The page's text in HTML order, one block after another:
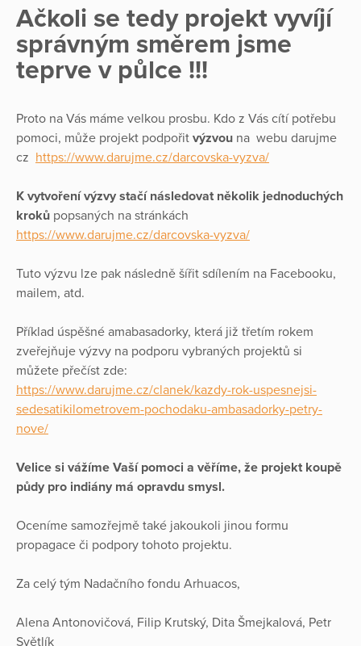
Ačkoli se tedy projekt vyvíjí
správným směrem jsme
teprve v půlce !!!
Proto na Vás máme velkou prosbu. Kdo z Vás cítí potřebu
pomoci, může projekt podpořit výzvou na webu darujme
cz https://www.darujme.cz/darcovska-vyzva/
K vytvoření výzvy stačí následovat několik jednoduchých
kroků popsaných na stránkách
https://www.darujme.cz/darcovska-vyzva/
Tuto výzvu lze pak následně šířit sdílením na Facebooku,
mailem, atd.
Příklad úspěšné amabasadorky, která již třetím rokem
zveřejňuje výzvy na podporu vybraných projektů si
můžete přečíst zde:
https://www.darujme.cz/clanek/kazdy-rok-uspesnejsi-
sedesatikilometrovem-pochodaku-ambasadorky-petry-
nove/
Velice si vážíme Vaší pomoci a věříme, že projekt koupě
půdy pro indiány má opravdu smysl.
Oceníme samozřejmě také jakoukoli jinou formu
propagace či podpory tohoto projektu.
Za celý tým Nadačního fondu Arhuacos,
Alena Antonovičová, Filip Krutský, Dita Šmejkalová, Petr
Světlík